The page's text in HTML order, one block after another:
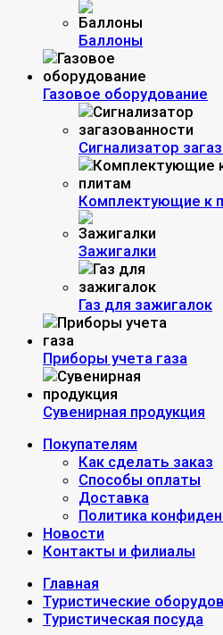
Баллоны
Газовое оборудование
Сигнализатор
Комплектующие к
Зажигалки
Газ для зажигалок
Приборы учета газа
Сувенирная продукция
Покупателям
Как сделать заказ
Способы оплаты
Доставка
Политика
Новости
Контакты и филиалы
Главная
Туристические
Туристическая посуда